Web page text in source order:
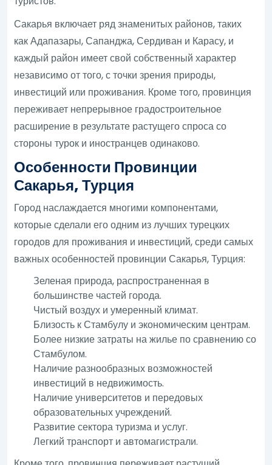
Сакарья включает ряд знаменитых районов, таких
как Адапазары, Сапанджа, Сердиван и Карасу, и
каждый район имеет свой собственный характер
независимо от того, с точки зрения природы,
инвестиций или проживания. Кроме того, провинция
переживает непрерывное градостроительное
расширение в результате растущего спроса со
стороны турок и иностранцев одинаково.
Особенности Провинции
Сакарья, Турция
Город наслаждается многими компонентами,
которые сделали его одним из лучших турецких
городов для проживания и инвестиций, среди самых
важных особенностей провинции Сакарья, Турция:
Зеленая природа, распространенная в
большинстве частей города.
Чистый воздух и умеренный климат.
Близость к Стамбулу и экономическим центрам.
Более низкие затраты на жилье по сравнению со
Стамбулом.
Наличие разнообразных возможностей
инвестиций в недвижимость.
Наличие университетов и передовых
образовательных учреждений.
Развитие сектора туризма и услуг.
Легкий транспорт и автомагистрали.